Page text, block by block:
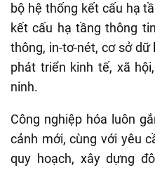
bộ hệ thống kết cấu hạ
kết cấu hạ tầng thông
thông, in-tơ-nét, cơ sở
phát triển kinh tế, xã
ninh.
Công nghiệp hóa luôn
cảnh mới, cùng với yêu
quy hoạch, xây dựng